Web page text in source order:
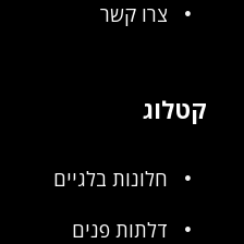
צרו קשר
קטלוג
חלונות בלגיים
דלתות פנים